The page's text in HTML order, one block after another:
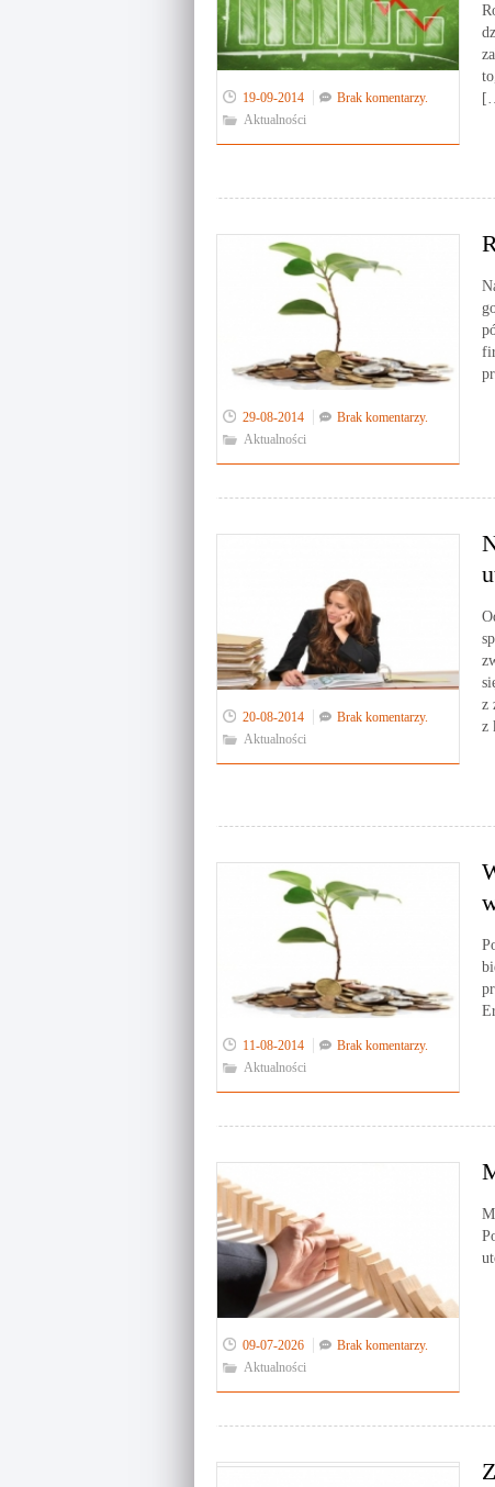
19-09-2014
Brak komentarzy.
Aktualności
29-08-2014
Brak komentarzy.
Aktualności
20-08-2014
Brak komentarzy.
Aktualności
z
z
11-08-2014
Brak komentarzy.
Aktualności
09-07-2026
Brak komentarzy.
Aktualności